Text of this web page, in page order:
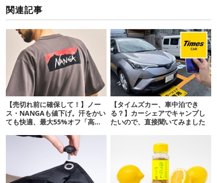
関連記事
【売切れ前に確保して！】ノー
ス・NANGAも値下げ。汗をかい
ても快適、最大55%オフ「高機
【タイムズカー、車中泊でき
る？】カーシェアでキャンプし
たいので、直接聞いてみました